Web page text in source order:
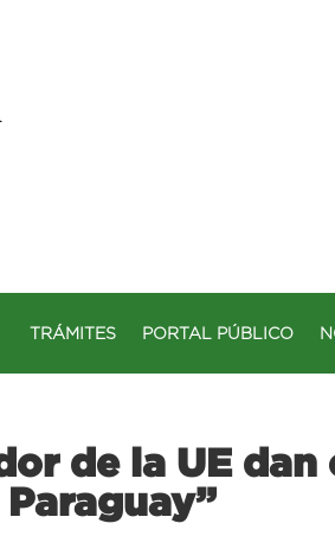
TRÁMITES PORTAL PÚBLICO
de la UE dan